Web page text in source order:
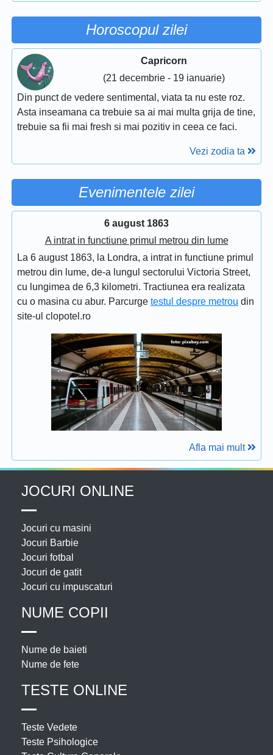
Horoscopul zilei
Capricorn
(21 decembrie - 19 ianuarie)
Din punct de vedere sentimental, viata ta nu este roz.
Asta inseamana ca trebuie sa ai mai multa grija de tine,
trebuie sa fii mai fresh si mai pozitiv in ceea ce faci.
Vezi zodia ta
Evenimentele zilei
6 august 1863
A intrat in functiune primul metrou din lume
La 6 august 1863, la Londra, a intrat in functiune primul
metrou din lume, de-a lungul sectorului Victoria Street,
cu lungimea de 6,3 kilometri. Tractiunea era realizata
cu o masina cu abur. Parcurge testul despre metrou din
site-ul clopotel.ro
Afla mai mult
JOCURI ONLINE
Jocuri cu masini
Jocuri Barbie
Jocuri fotbal
Jocuri de gatit
Jocuri cu impuscaturi
NUME COPII
Nume de baieti
Nume de fete
TESTE ONLINE
Teste Vedete
Teste Psihologice